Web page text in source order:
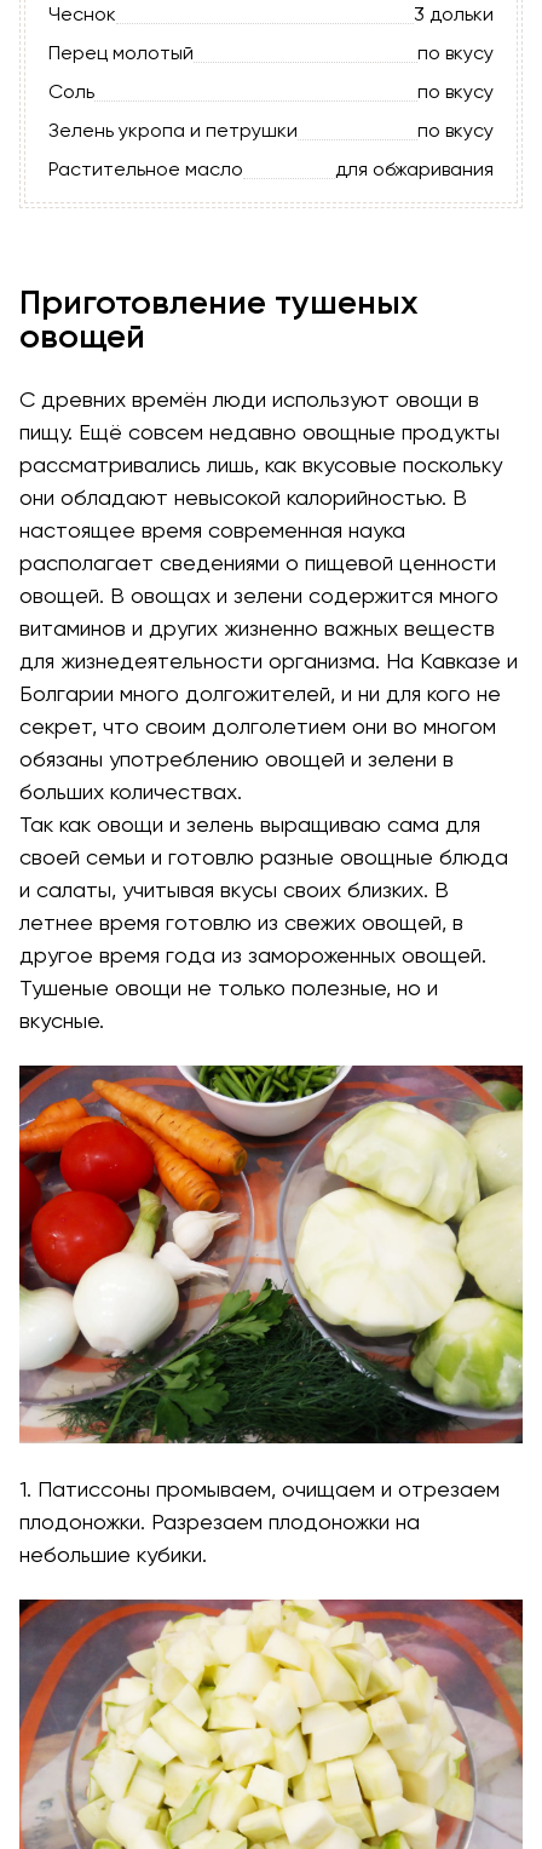
Чеснок
3 дольки
Перец молотый
по вкусу
Соль
по вкусу
Зелень укропа и петрушки
по вкусу
Растительное масло
для обжаривания
Приготовление тушеных
овощей
С древних времён люди используют овощи в
пищу. Ещё совсем недавно овощные продукты
рассматривались лишь, как вкусовые поскольку
они обладают невысокой калорийностью. В
настоящее время современная наука
располагает сведениями о пищевой ценности
овощей. В овощах и зелени содержится много
витаминов и других жизненно важных веществ
для жизнедеятельности организма. На Кавказе и
Болгарии много долгожителей, и ни для кого не
секрет, что своим долголетием они во многом
обязаны употреблению овощей и зелени в
больших количествах.
Так как овощи и зелень выращиваю сама для
своей семьи и готовлю разные овощные блюда
и салаты, учитывая вкусы своих близких. В
летнее время готовлю из свежих овощей, в
другое время года из замороженных овощей.
Тушеные овощи не только полезные, но и
вкусные.
1. Патиссоны промываем, очищаем и отрезаем
плодоножки. Разрезаем плодоножки на
небольшие кубики.